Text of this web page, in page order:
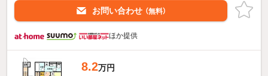
お問い合わせ （無料）
ほか提供
8.2万円